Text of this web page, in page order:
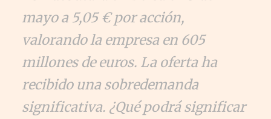
mayo a 5,05 € por acción,
valorando la empresa en 605
millones de euros. La oferta ha
recibido una sobredemanda
significativa. ¿Qué podrá significar